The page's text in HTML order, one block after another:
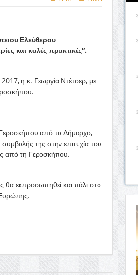
Ελεύθερου
και καλές πρακτικές”.
η κ. Γεωργία Ντέτσερ, με
Γεροσκήπου από το Δήμαρχο,
της στην επιτυχία του
από τη Γεροσκήπου.
θα εκπροσωπηθεί και πάλι στο
Ευρώπης.